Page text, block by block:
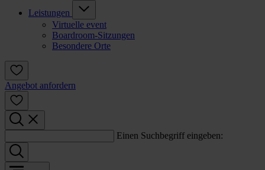
Leistungen
Virtuelle event
Boardroom-Sitzungen
Besondere Orte
Angebot anfordern
Einen Suchbegriff eingeben: